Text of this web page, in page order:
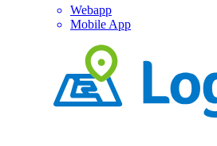
Webapp
Mobile App